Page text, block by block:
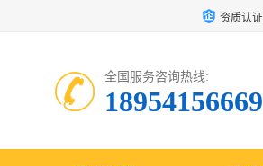
资质认证
全国服务咨询热线:
18954156669